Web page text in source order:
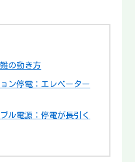
の動き方
ン停電：エレベーター
ル電源：停電が長引く